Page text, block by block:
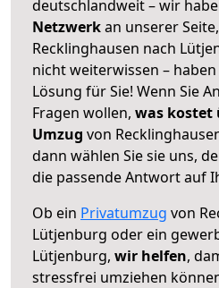
deutschlandweit – wir
Netzwerkan unserer
Recklinghausen nach
nicht weiterwissen –
Lösung für Sie! Wenn Sie
Fragen wollen, was kostet
Umzug von
dann wählen Sie sie uns,
die passende Antwort auf
Ob ein Privatumzug von
Lütjenburg oder ein
Lütjenburg, wir helfen,
stressfrei umziehen